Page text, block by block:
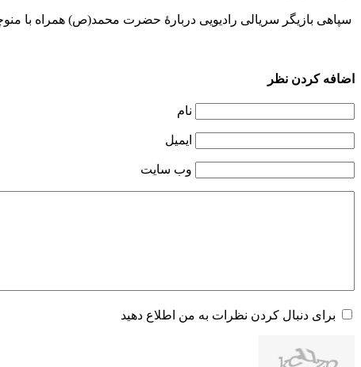
سپاهی بازیگر سریالی رادیویی دربارۀ حضرت محمد(ص) همراه با
اضافه کردن نظر
نام
ایمیل
وب سایت
برای دنبال کردن نظرات به من اطلاع دهید